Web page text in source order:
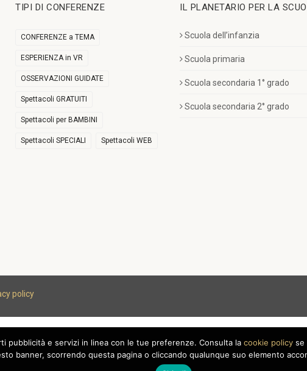
TIPI DI CONFERENZE
CONFERENZE a TEMA
ESPERIENZA in VR
OSSERVAZIONI GUIDATE
Spettacoli GRATUITI
Spettacoli per BAMBINI
Spettacoli SPECIALI Spettacoli WEB
IL PLANETARIO PER LA
Scuola dell’infanzia
Scuola primaria
Scuola secondaria 1° grado
Scuola secondaria 2° grado
policy
pubblicità e servizi in linea con le tue preferenze. Consulta la cookie policy se
banner, scorrendo questa pagina o cliccando qualunque suo elemento